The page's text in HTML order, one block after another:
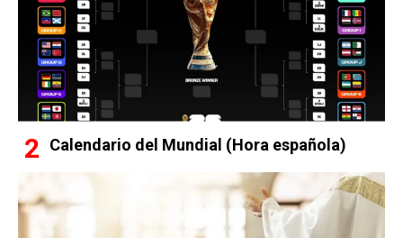
Calendario del Mundial (Hora española)